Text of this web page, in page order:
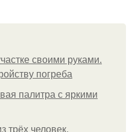
своими руками.
погреба
палитра с яркими
трёх человек.